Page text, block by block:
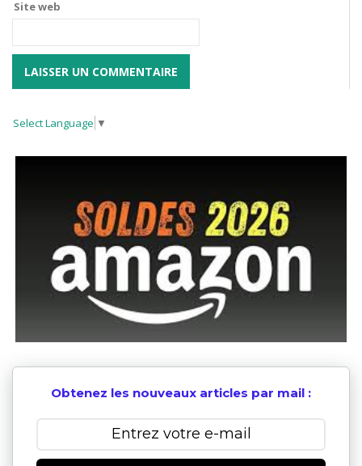
Site web
Select Language ▼
Obtenez les nouveaux articles par mail :